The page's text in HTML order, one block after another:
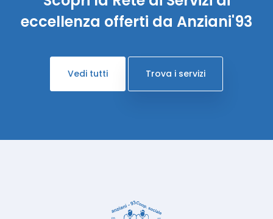
eccellenza offerti da Anziani'93
Vedi tutti Trova i servizi